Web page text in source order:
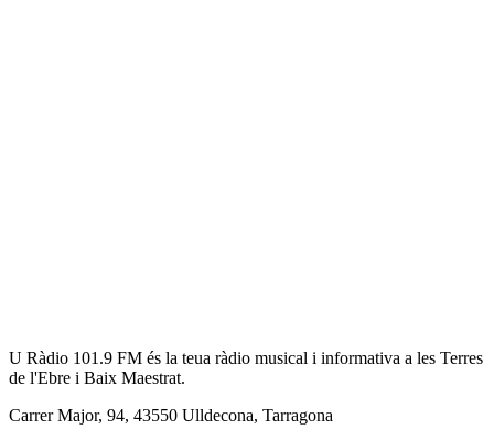
U Ràdio 101.9 FM és la teua ràdio musical i informativa a les Terres
de l'Ebre i Baix Maestrat.
Carrer Major, 94, 43550 Ulldecona, Tarragona